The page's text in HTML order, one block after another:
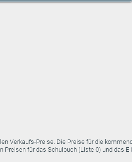
Verkaufs-Preise. Die Preise für die
Preisen für das Schulbuch (Liste 0) und das